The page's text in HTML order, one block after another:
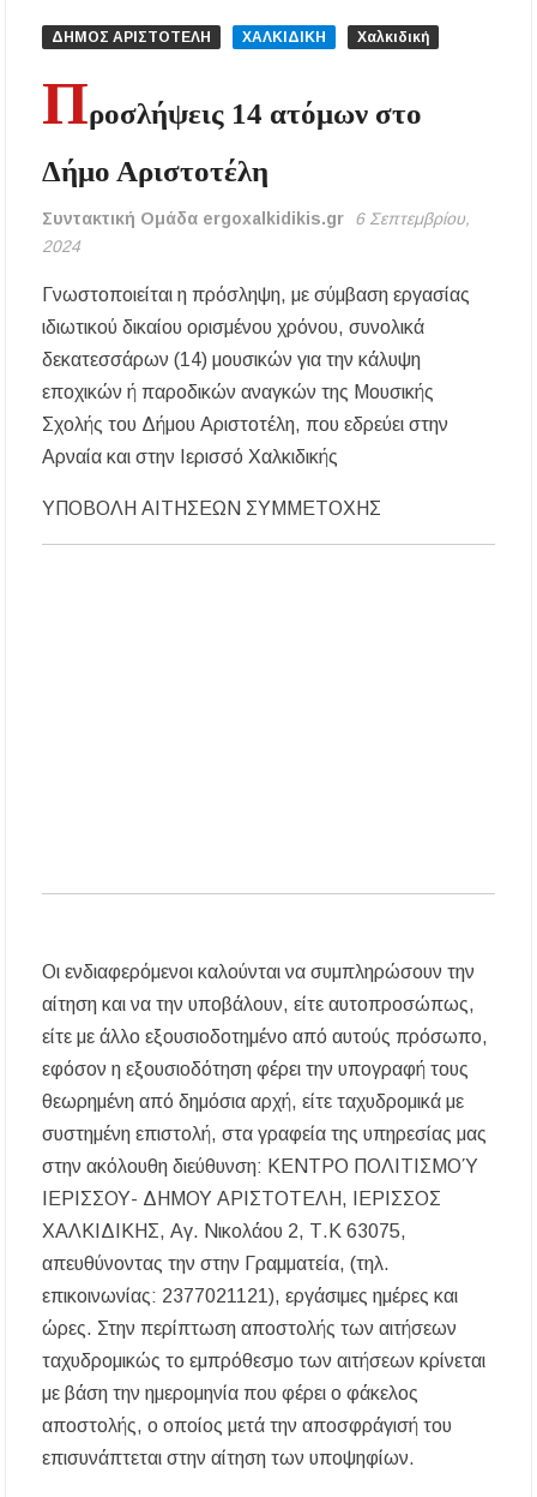
μέσω του προγράμματος «ΠΡΟΛΑΜΒΑΝΩ»
έως το 2030
Σίβηρη Χαλκιδικής: Απαγόρευση χρήσης του
νερού για πόση μετά από μικροβιολογική
Χαλκιδική: Οι ουρές στα σύνορα των Ευζώνων
«φρενάρουν» τον τουρισμό – Πολύωρη αναμονή
και απώλειες στις κρατήσεις
Μεταμόρφωση του Σωτήρος: Ο συμβολισμός
των σταφυλιών που ευλογούνται στις εκκλησίες
Μουσική Εκδήλωση της Φιλαρμονικής
Μεγάλης Παναγίας
Πτώση στις τιμές των καυσίμων: Κάτω από τα
ΔΥΠΑ: Νέες 8.000 θέσεις εργασίας για
Ιωάννης Γιώργος: «Εγκρίθηκε η λειτουργία
εκτός έδρας τμήματος Σ.Α.Ε.Κ. στον Πολύγυρο
– Ένα σημαντικό βήμα για την πλήρη
επαναλειτουργία της δομής»
Η Κεντρική Μακεδονία ανοίγει τον δρόμο του
οινοτουρισμού σε Ηνωμένο Βασίλειο και
στη Λατούρα Αγίου Νικολάου – Άμεση
ΑΠ. ΠΑΝΑΣ: «Η ΧΑΛΚΙΔΙΚΗ ΧΡΕΙΑΖΕΤΑΙ
ΟΛΟΚΛΗΡΩΜΕΝΟ ΣΧΕΔΙΟ ΓΙΑ ΤΗ
ΔΙΑΒΡΩΣΗ, ΟΧΙ ΑΠΟΣΠΑΣΜΑΤΙΚΕΣ
ΠΑΡΕΜΒΑΣΕΙΣ
ΔΗΜΟΣ ΑΡΙΣΤΟΤΕΛΗ ΧΑΛΚΙΔΙΚΗ Χαλκιδική
Προσλήψεις 14 ατόμων στο
Δήμο Αριστοτέλη
Συντακτική Ομάδα ergoxalkidikis.gr
6 Σεπτεμβρίου,
2024
Γνωστοποιείται η πρόσληψη, με σύμβαση εργασίας
ιδιωτικού δικαίου ορισμένου χρόνου, συνολικά
δεκατεσσάρων (14) μουσικών για την κάλυψη
εποχικών ή παροδικών αναγκών της Μουσικής
Σχολής του Δήμου Αριστοτέλη, που εδρεύει στην
Αρναία και στην Ιερισσό Χαλκιδικής
ΥΠΟΒΟΛΗ ΑΙΤΗΣΕΩΝ ΣΥΜΜΕΤΟΧΗΣ
Οι ενδιαφερόμενοι καλούνται να συμπληρώσουν την
αίτηση και να την υποβάλουν, είτε αυτοπροσώπως,
είτε με άλλο εξουσιοδοτημένο από αυτούς πρόσωπο,
εφόσον η εξουσιοδότηση φέρει την υπογραφή τους
θεωρημένη από δημόσια αρχή, είτε ταχυδρομικά με
συστημένη επιστολή, στα γραφεία της υπηρεσίας μας
στην ακόλουθη διεύθυνση: ΚΕΝΤΡΟ ΠΟΛΙΤΙΣΜΟΎ
ΙΕΡΙΣΣΟΥ- ΔΗΜΟΥ ΑΡΙΣΤΟΤΕΛΗ, ΙΕΡΙΣΣΟΣ
ΧΑΛΚΙΔΙΚΗΣ, Αγ. Νικολάου 2, Τ.Κ 63075,
απευθύνοντας την στην Γραμματεία, (τηλ.
επικοινωνίας: 2377021121), εργάσιμες ημέρες και
ώρες. Στην περίπτωση αποστολής των αιτήσεων
ταχυδρομικώς το εμπρόθεσμο των αιτήσεων κρίνεται
με βάση την ημερομηνία που φέρει ο φάκελος
αποστολής, ο οποίος μετά την αποσφράγισή του
επισυνάπτεται στην αίτηση των υποψηφίων.